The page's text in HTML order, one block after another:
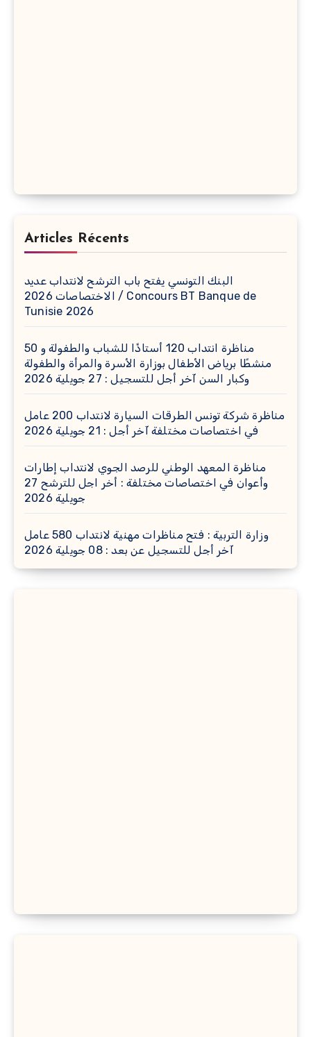
Articles Récents
البنك التونسي يفتح باب الترشح لانتداب عديد
الاختصاصات 2026 / Concours BT Banque de
Tunisie 2026
مناظرة انتداب 120 أستاذًا للشباب والطفولة و 50
منشطًا برياض الأطفال بوزارة الأسرة والمرأة والطفولة
وكبار السن آخر أجل للتسجيل : 27 جويلية 2026
مناظرة شركة تونس الطرقات السيارة لانتداب 200 عامل
في اختصاصات مختلفة آخر أجل : 21 جويلية 2026
مناظرة المعهد الوطني للرصد الجوي لانتداب إطارات
وأعوان في اختصاصات مختلفة : أخر اجل للترشح 27
جويلية 2026
وزارة التربية : فتح مناظرات مهنية لانتداب 580 عامل
آخر أجل للتسجيل عن بعد : 08 جويلية 2026